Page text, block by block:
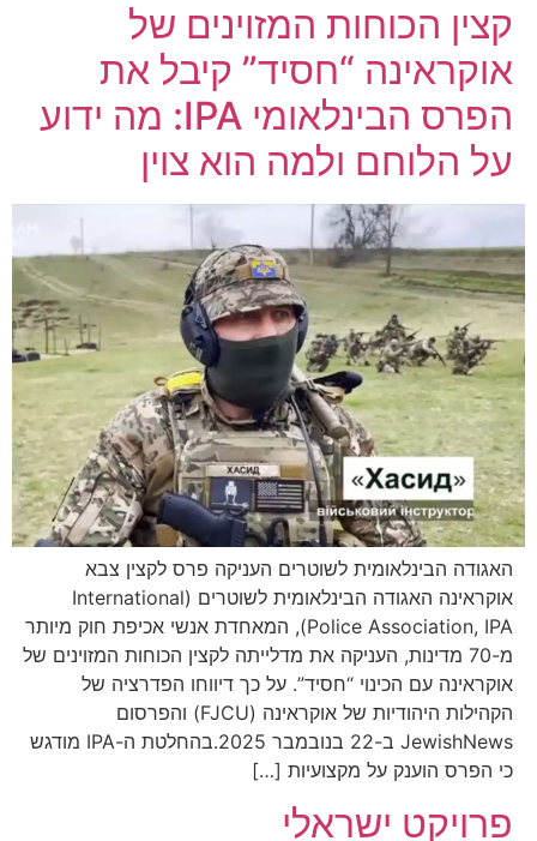
קצין הכוחות המזוינים של
אוקראינה “חסיד” קיבל את
הפרס הבינלאומי IPA: מה ידוע
על הלוחם ולמה הוא צוין
האגודה הבינלאומית לשוטרים העניקה פרס לקצין צבא
אוקראינה האגודה הבינלאומית לשוטרים (International
Police Association, IPA), המאחדת אנשי אכיפת חוק מיותר
מ-70 מדינות, העניקה את מדלייתה לקצין הכוחות המזוינים של
אוקראינה עם הכינוי “חסיד”. על כך דיווחו הפדרציה של
הקהילות היהודיות של אוקראינה (FJCU) והפרסום
JewishNews ב-22 בנובמבר 2025.בהחלטת ה-IPA מודגש
כי הפרס הוענק על מקצועיות […]
פרויקט ישראלי